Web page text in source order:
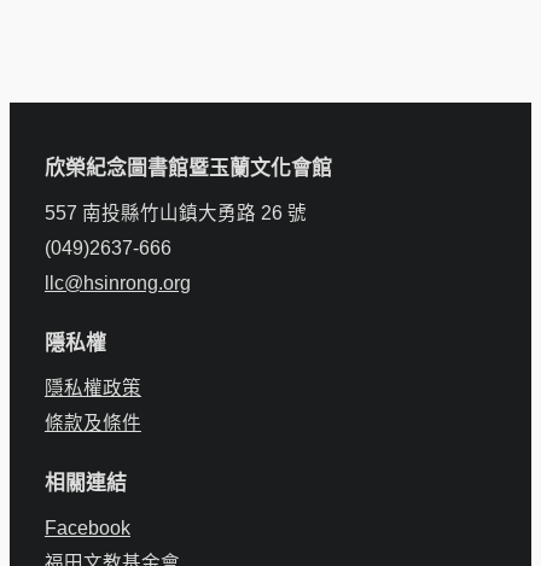
欣榮紀念圖書館暨玉蘭文化會館
557 南投縣竹山鎮大勇路 26 號
(049)2637-666
llc@hsinrong.org
隱私權
隱私權政策
條款及條件
相關連結
Facebook